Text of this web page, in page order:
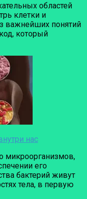
областей
клетки и
важнейших понятий
который
нас
микроорганизмов,
его
бактерий живут
тела, в первую